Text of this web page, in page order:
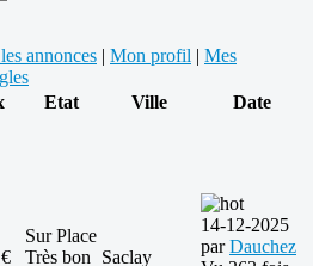
annonces Mon profil
Mes
Etat Ville Date
Sur Place
Très bon Saclay
14-12-2025
parDauchez